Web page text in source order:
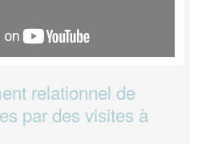
relationnel de
par des visites à